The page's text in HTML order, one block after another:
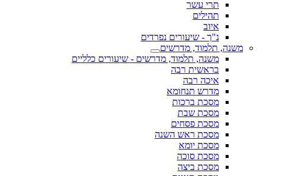
תרי עשר
תהילים
איוב
נ"ך - שיעורים נפרדים
משנה, תלמוד, מדרשים
משנה, תלמוד, מדרשים - שיעורים כלליים
בראשית רבה
איכה רבה
מדרש תנחומא
מסכת ברכות
מסכת שבת
מסכת פסחים
מסכת ראש השנה
מסכת יומא
מסכת סוכה
מסכת ביצה